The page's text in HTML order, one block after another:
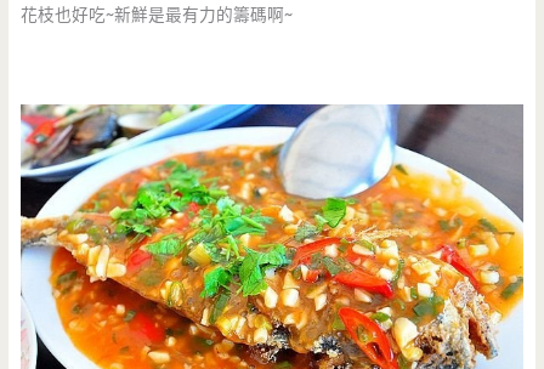
花枝也好吃~新鮮是最有力的籌碼啊~